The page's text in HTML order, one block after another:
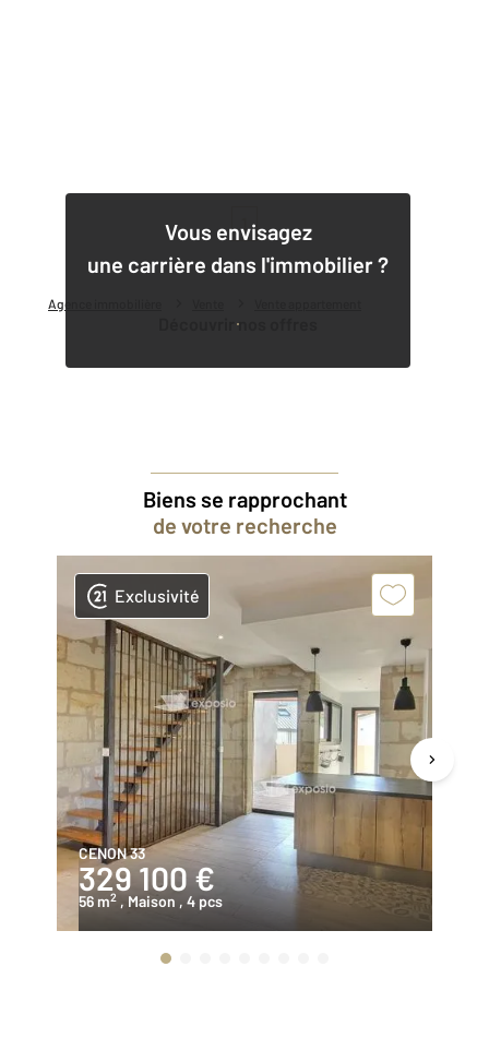
Agence immobilière
Vous envisagez
une carrière dans l'immobilier ?
Découvrir nos offres
Biens se rapprochant
de votre recherche
Exclusivité
CENON 33
329 100 €
56 m2 , Maison , 4 pcs